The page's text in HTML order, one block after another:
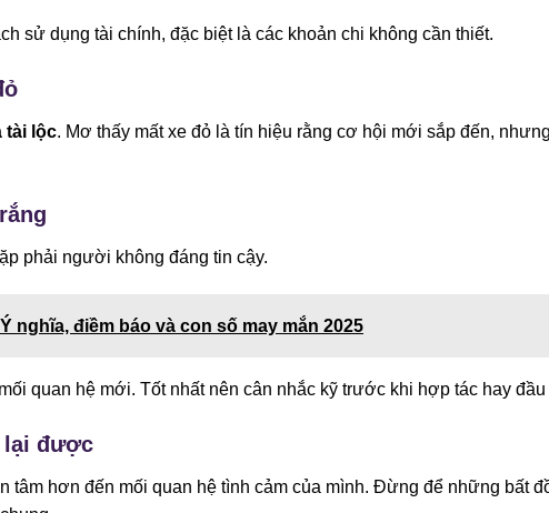
sử dụng tài chính, đặc biệt là các khoản chi không cần thiết.
tài lộc. Mơ thấy mất xe đỏ là tín hiệu rằng cơ hội mới sắp đến,
phải người không đáng tin cậy.
nghĩa, điềm báo và con số may mắn 2025
quan hệ mới. Tốt nhất nên cân nhắc kỹ trước khi hợp tác hay
lại được
tâm hơn đến mối quan hệ tình cảm của mình. Đừng để những bất